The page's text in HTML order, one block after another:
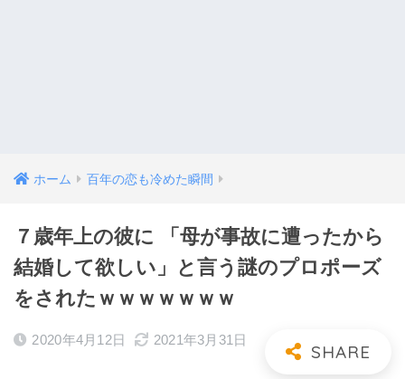
ホーム 百年の恋も冷めた瞬間
７歳年上の彼に 「母が事故に遭ったから
結婚して欲しい」と言う謎のプロポーズ
をされたｗｗｗｗｗｗｗ
2020年4月12日 2021年3月31日